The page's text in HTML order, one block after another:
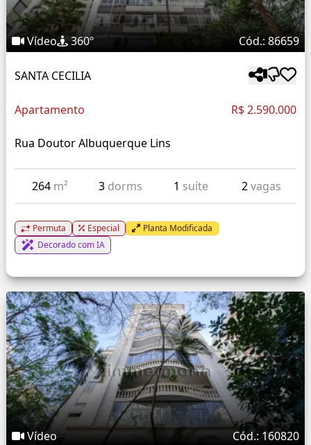
Vídeo 360º Cód.: 86659
SANTA CECILIA
Apartamento R$ 2.590.000
Rua Doutor Albuquerque Lins
264 m² 3 dorms 1 suíte 2vagas
Permuta Especial
Planta Modificada
Decorado com IA
Vídeo Cód.: 160820